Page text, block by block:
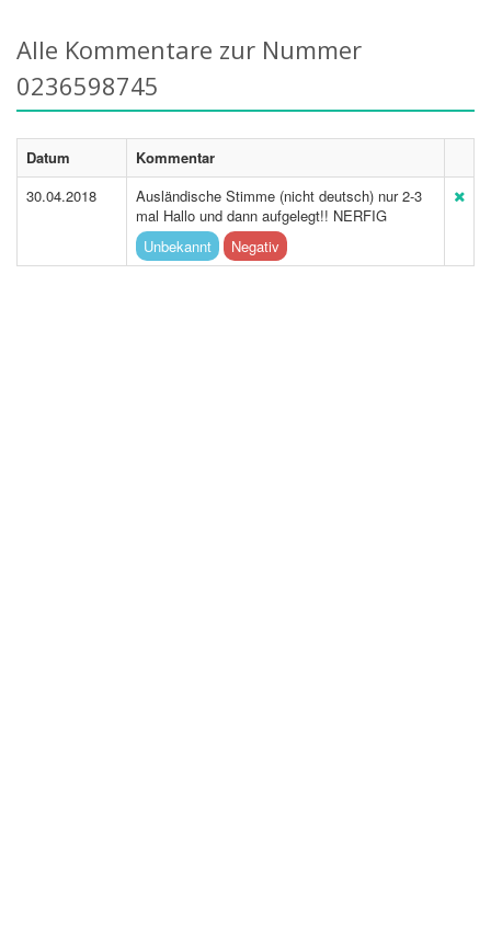
Alle Kommentare zur Nummer
0236598745
Datum
Kommentar
30.04.2018
Ausländische Stimme (nicht deutsch) nur 2-3
mal Hallo und dann aufgelegt!! NERFIG
Unbekannt
Negativ